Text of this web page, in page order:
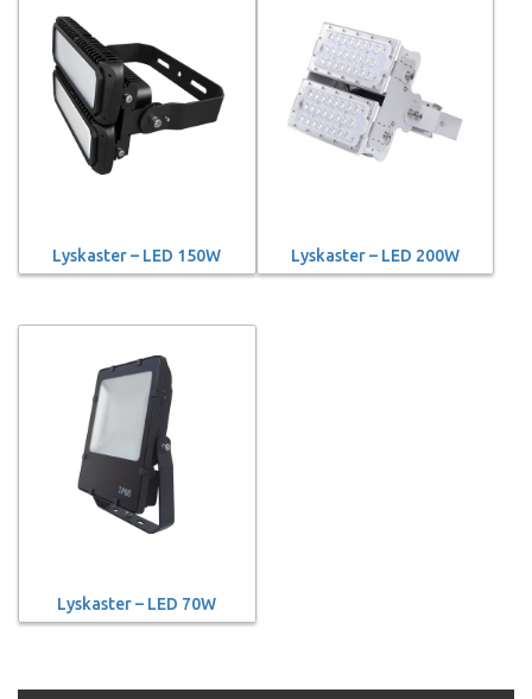
Lyskaster – LED 150W Lyskaster – LED 200W
Lyskaster – LED 70W